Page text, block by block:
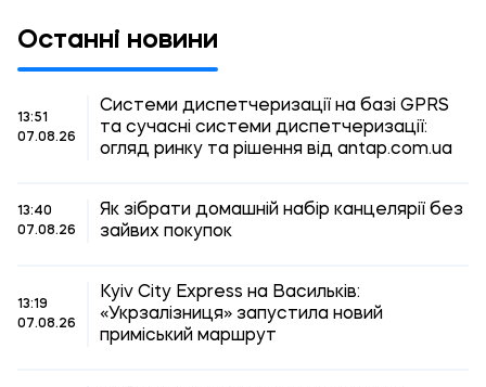
Останні новини
13:51
07.08.26
Системи диспетчеризації на базі GPRS
та сучасні системи диспетчеризації:
огляд ринку та рішення від antap.com.ua
13:40
07.08.26
Як зібрати домашній набір канцелярії без
зайвих покупок
13:19
07.08.26
Kyiv City Express на Васильків:
«Укрзалізниця» запустила новий
приміський маршрут